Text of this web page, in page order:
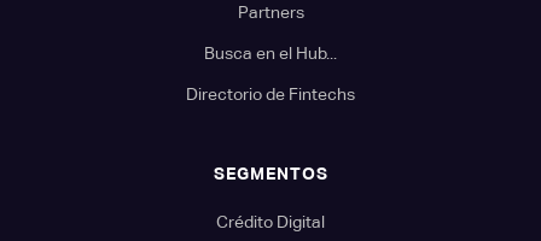
Partners
Busca en el Hub...
Directorio de Fintechs
SEGMENTOS
Crédito Digital